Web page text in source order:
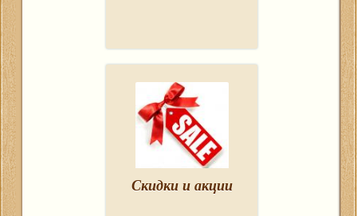
Скидки и акции